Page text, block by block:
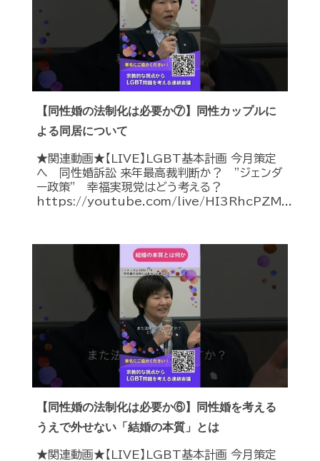
【同性婚の法制化は必要か⑦】同性カップルに
よる同居について
★関連動画★【LIVE】LGBT基本計画 今月策定
へ 同性婚訴訟 来年最高裁判断か？ ”ジェンダ
ー政策” 幸福実現党はどう考える？
https://youtube.com/live/HI3RhcPZM...
【同性婚の法制化は必要か⑥】同性婚を考える
うえで外せない「結婚の本質」とは
★関連動画★【LIVE】LGBT基本計画 今月策定